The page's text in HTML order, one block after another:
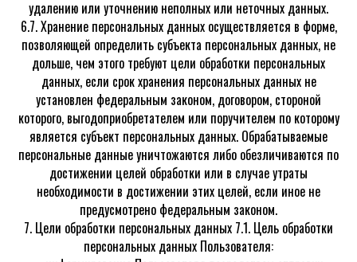
удалению или уточнению неполных или неточных данных.
6.7. Хранение персональных данных осуществляется в форме,
позволяющей определить субъекта персональных данных, не
дольше, чем этого требуют цели обработки персональных
данных, если срок хранения персональных данных не
установлен федеральным законом, договором, стороной
которого, выгодоприобретателем или поручителем по которому
является субъект персональных данных. Обрабатываемые
персональные данные уничтожаются либо обезличиваются по
достижении целей обработки или в случае утраты
необходимости в достижении этих целей, если иное не
предусмотрено федеральным законом.
7. Цели обработки персональных данных 7.1. Цель обработки
персональных данных Пользователя: